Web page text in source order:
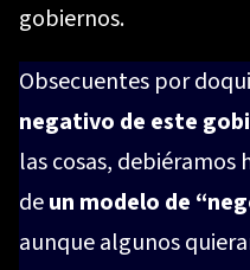
gobiernos.
Obsecuentes por
negativo de este
las cosas,
deun modelo de
aunque algunos